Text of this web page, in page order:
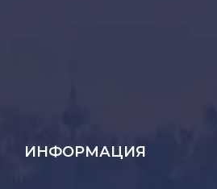
ИНФОРМАЦИЯ